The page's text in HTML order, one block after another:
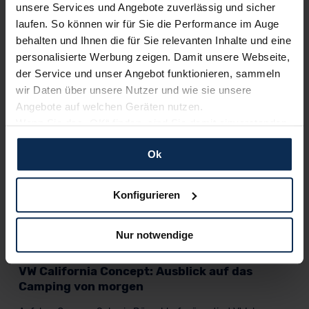
unsere Services und Angebote zuverlässig und sicher
laufen. So können wir für Sie die Performance im Auge
behalten und Ihnen die für Sie relevanten Inhalte und eine
personalisierte Werbung zeigen. Damit unsere Webseite,
der Service und unser Angebot funktionieren, sammeln
wir Daten über unsere Nutzer und wie sie unsere
Angebote auf welchen Geräten nutzen.
Wenn Sie das „OK“ finden, sind Sie damit einverstanden
und erlauben uns Cookies für unseren Service zu
verwenden und diese Daten an Dritte weiterzugeben,
etwa an unsere Marketingpartner. Falls Sie dem nicht
zustimmen möchten, beschränken wir uns auf die
dann nicht auf Sie zuschneiden und Sie somit nicht
perfekt auf dem Weg zu Ihrem Neuwagen unterstützen.
Sie können die Einstellungen jederzeit anpassen oder
widerrufen.
Für alle beschriebenen Technologien und Cookies gilt –
Ok
Konfigurieren
Nur notwendige
Erfahren Sie mehr über das Urteil unserer Kunden
Nachrichten
VW California Concept: Ausblick auf das
Camping von morgen